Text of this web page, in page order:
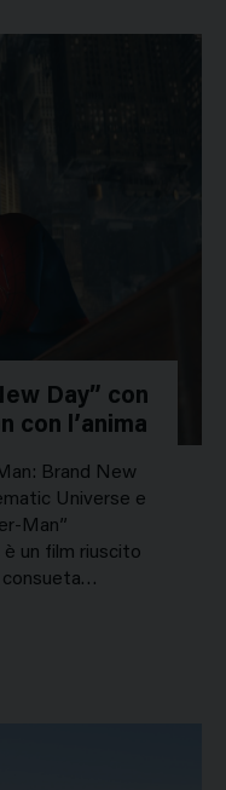
Day” con
con l’anima
Brand New
Universe e
Man”
un film riuscito
consueta…